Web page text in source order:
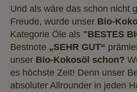
Und als wäre das schon nicht
Freude, wurde unser Bio-
Kategorie Öle als "BESTES
Bestnote „SEHR GUT“
unser Bio-Kokosöl schon?
es höchste Zeit! Denn unser
absoluter Allrounder in jeden